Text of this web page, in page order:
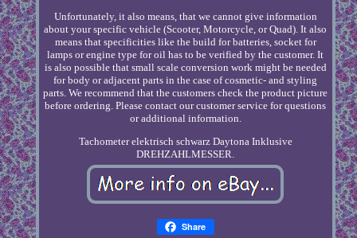
Unfortunately, it also means, that we cannot give information
about your specific vehicle (Scooter, Motorcycle, or Quad). It also
means that specificities like the build for batteries, socket for
lamps or engine type for oil has to be verified by the customer. It
is also possible that small scale conversion work might be needed
for body or adjacent parts in the case of cosmetic- and styling
parts. We recommend that the customers check the product picture
before ordering. Please contact our customer service for questions
or additional information.
Tachometer elektrisch schwarz Daytona Inklusive
DREHZAHLMESSER.
Share